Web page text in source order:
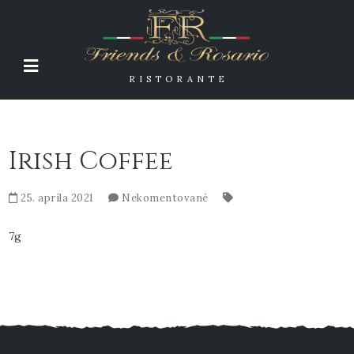
RISTORANTE
Irish Coffee
25. apríla 2021 Nekomentované
7g